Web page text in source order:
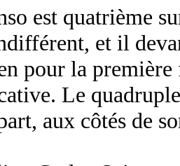
est quatrième
et il
pour la première
Le
aux côtés de